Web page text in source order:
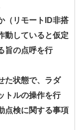
（リモートID非搭
動していると仮定
旨の点呼を行
た状態で、ラダ
トルの操作を行
点検に関する事項